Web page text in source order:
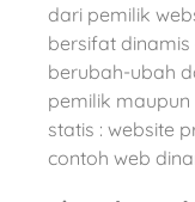
dari pemilik
bersifat
berubah-ubah
pemilik maupun
statis : website
contoh web